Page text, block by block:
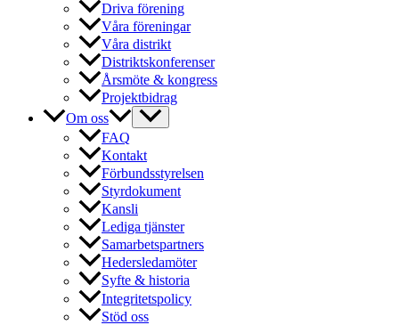
Driva förening
Våra föreningar
Våra distrikt
Distriktskonferenser
Årsmöte & kongress
Projektbidrag
Om oss
FAQ
Kontakt
Förbundsstyrelsen
Styrdokument
Kansli
Lediga tjänster
Samarbetspartners
Hedersledamöter
Syfte & historia
Integritetspolicy
Stöd oss